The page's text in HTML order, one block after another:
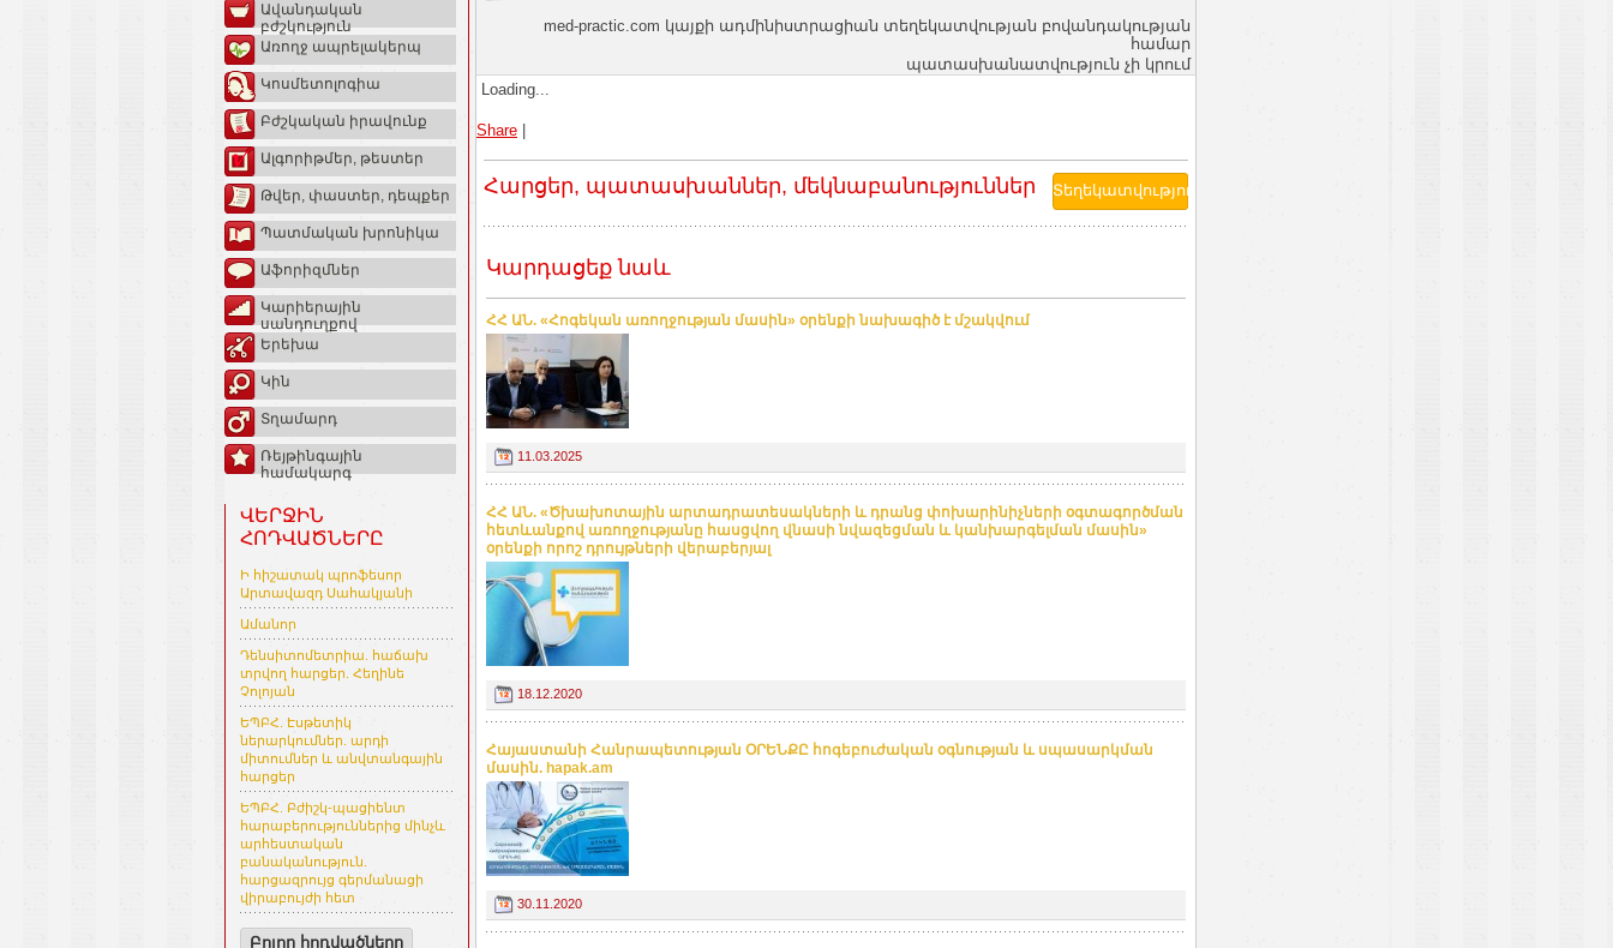
Ավանդական
բժշկություն
Առողջ ապրելակերպ
Կոսմետոլոգիա
Բժշկական իրավունք
Ալգորիթմեր, թեստեր
Թվեր, փաստեր, դեպքեր
Պատմական խրոնիկա
Աֆորիզմներ
Կարիերային
սանդուղքով
Երեխա
Կին
Տղամարդ
Ռեյթինգային
համակարգ
ՎԵՐՋԻՆ
ՀՈԴՎԱԾՆԵՐԸ
Ի հիշատակ պրոֆեսոր
Արտավազդ Սահակյանի
Ամանոր
Դենսիտոմետրիա. հաճախ
տրվող հարցեր. Հեղինե
Չոլոյան
ԵՊԲՀ. Էսթետիկ
ներարկումներ. արդի
միտումներ և անվտանգային
հարցեր
ԵՊԲՀ. Բժիշկ-պացիենտ
հարաբերություններից մինչև
արհեստական
բանականություն.
հարցազրույց գերմանացի
վիրաբույժի հետ
Բոլոր հոդվածները
med-practic.com կայքի ադմինիստրացիան տեղեկատվության բովանդակության
համար
պատասխանատվություն չի կրում
Loading...
Share
Հարցեր, պատասխաններ, մեկնաբանություններ
Կարդացեք նաև
ՀՀ ԱՆ. «Հոգեկան առողջության մասին» օրենքի նախագիծ է մշակվում
11.03.2025
ՀՀ ԱՆ. «Ծխախոտային արտադրատեսակների և դրանց փոխարինիչների օգտագործման
հետևանքով առողջությանը հասցվող վնասի նվազեցման և կանխարգելման մասին»
օրենքի որոշ դրույթների վերաբերյալ
18.12.2020
Հայաստանի Հանրապետության ՕՐԵՆՔԸ հոգեբուժական օգնության և սպասարկման
մասին. hapak.am
30.11.2020